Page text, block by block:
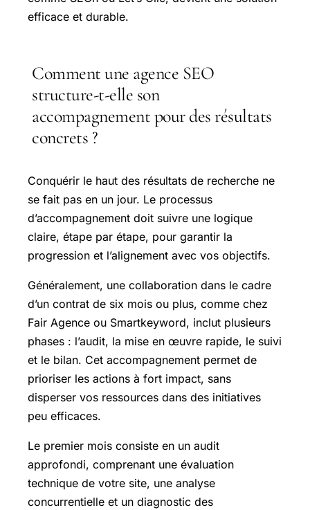
efficace et durable.
Comment une agence SEO
structure-t-elle son
accompagnement pour des résultats
concrets ?
Conquérir le haut des résultats de recherche ne
se fait pas en un jour. Le processus
d’accompagnement doit suivre une logique
claire, étape par étape, pour garantir la
progression et l’alignement avec vos objectifs.
Généralement, une collaboration dans le cadre
d’un contrat de six mois ou plus, comme chez
Fair Agence ou Smartkeyword, inclut plusieurs
phases : l’audit, la mise en œuvre rapide, le suivi
et le bilan. Cet accompagnement permet de
prioriser les actions à fort impact, sans
disperser vos ressources dans des initiatives
peu efficaces.
Le premier mois consiste en un audit
approfondi, comprenant une évaluation
technique de votre site, une analyse
concurrentielle et un diagnostic des